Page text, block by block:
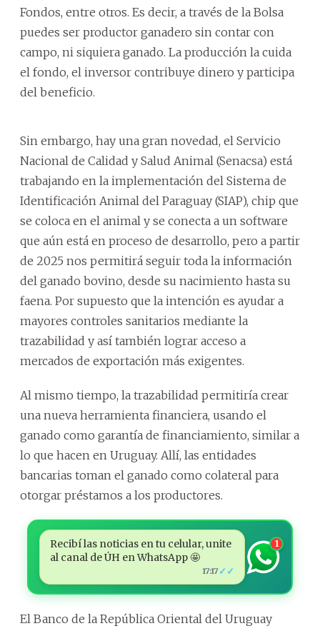
Fondos, entre otros. Es decir, a través de la Bolsa
puedes ser productor ganadero sin contar con
campo, ni siquiera ganado. La producción la cuida
el fondo, el inversor contribuye dinero y participa
del beneficio.
Sin embargo, hay una gran novedad, el Servicio
Nacional de Calidad y Salud Animal (Senacsa) está
trabajando en la implementación del Sistema de
Identificación Animal del Paraguay (SIAP), chip que
se coloca en el animal y se conecta a un software
que aún está en proceso de desarrollo, pero a partir
de 2025 nos permitirá seguir toda la información
del ganado bovino, desde su nacimiento hasta su
faena. Por supuesto que la intención es ayudar a
mayores controles sanitarios mediante la
trazabilidad y así también lograr acceso a
mercados de exportación más exigentes.
Al mismo tiempo, la trazabilidad permitiría crear
una nueva herramienta financiera, usando el
ganado como garantía de financiamiento, similar a
lo que hacen en Uruguay. Allí, las entidades
bancarias toman el ganado como colateral para
otorgar préstamos a los productores.
Recibí las noticias en tu celular, unite
al canal de ÚH en WhatsApp 🤩
17:17 ✓✓
1
El Banco de la República Oriental del Uruguay